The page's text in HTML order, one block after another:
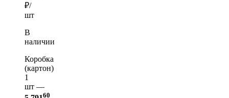
₽/
шт
В
наличии
Коробка
(картон)
1
шт —
60